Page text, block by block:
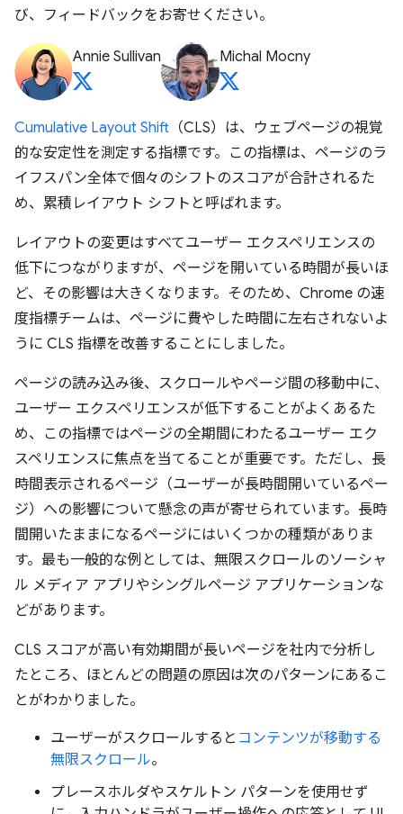
び、フィードバックをお寄せください。
Annie Sullivan Michal Mocny
Cumulative Layout Shift （CLS）は、ウェブページの視覚
的な安定性を測定する指標です。この指標は、ページのラ
イフスパン全体で個々のシフトのスコアが合計されるた
め、累積レイアウト シフトと呼ばれます。
レイアウトの変更はすべてユーザー エクスペリエンスの
低下につながりますが、ページを開いている時間が長いほ
ど、その影響は大きくなります。そのため、Chrome の速
度指標チームは、ページに費やした時間に左右されないよ
うに CLS 指標を改善することにしました。
ページの読み込み後、スクロールやページ間の移動中に、
ユーザー エクスペリエンスが低下することがよくあるた
め、この指標ではページの全期間にわたるユーザー エク
スペリエンスに焦点を当てることが重要です。ただし、長
時間表示されるページ（ユーザーが長時間開いているペー
ジ）への影響について懸念の声が寄せられています。長時
間開いたままになるページにはいくつかの種類がありま
す。最も一般的な例としては、無限スクロールのソーシャ
ル メディア アプリやシングルページ アプリケーションな
どがあります。
CLS スコアが高い有効期間が長いページを社内で分析し
たところ、ほとんどの問題の原因は次のパターンにあるこ
とがわかりました。
ユーザーがスクロールすると コンテンツが移動する
無限スクロール。
プレースホルダやスケルトン パターンを使用せず